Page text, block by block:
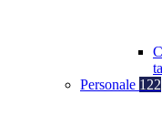
Personale 122